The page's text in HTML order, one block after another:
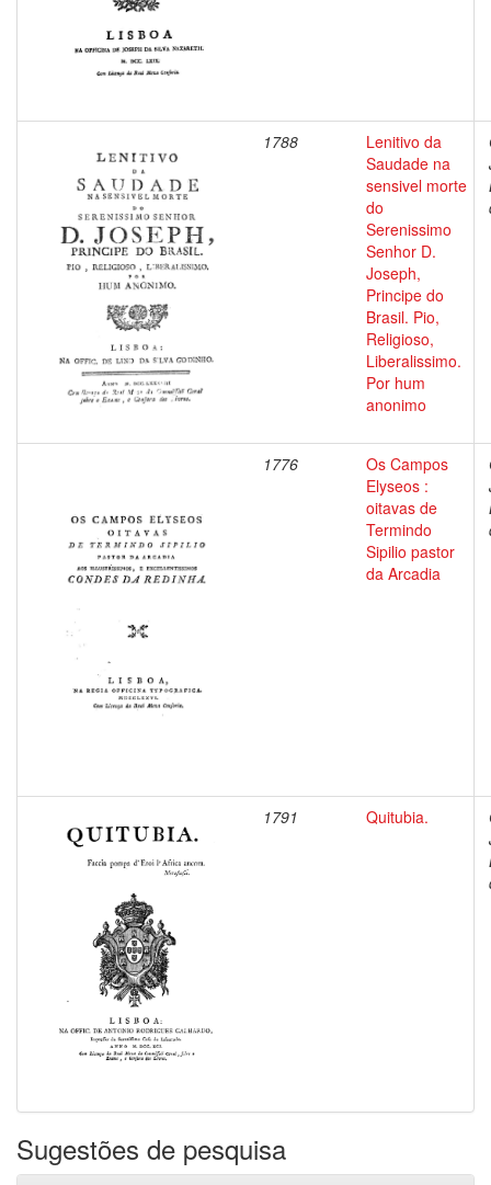
1788
Lenitivo da
Saudade na
sensivel morte
do
Serenissimo
Senhor D.
Joseph,
Principe do
Brasil. Pio,
Religioso,
Liberalissimo.
Por hum
anonimo
1776
Os Campos
Elyseos :
oitavas de
Termindo
Sipilio pastor
da Arcadia
1791 Quitubia.
Sugestões de pesquisa